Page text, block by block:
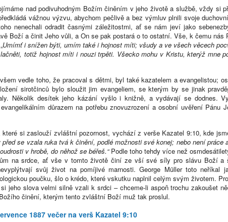
nad podivuhodným Božím činěním v jeho životě a službě, vždy si
vážnou výzvu, abychom pečlivě a bez výmluv plnili svoje
nenechali odradit časnými záležitostmi, ať se nám jeví jako
Boží a činit Jeho vůli, a On se pak postará o to ostatní. Vše, k čemu nás
Umímť i snížen býti, umím také i hojnost míti; všudy a ve všech věcech
totiž hojnost míti i nouzi trpěti. Všecko mohu v Kristu, kterýž mne
vedle toho, že pracoval s dětmi, byl také kazatelem a evangelistou;
sirotčinců bylo sloužit jim evangeliem, se kterým by se jinak
Několik desítek jeho kázání vyšlo i knižně, a vydávají se dodnes.
důrazem na potřebu znovuzrození a osobní uvěření Pánu
si zaslouží zvláštní pozornost, vychází z verše Kazatel 9:10, kde
před se vzala ruka tvá k činění, podlé možnosti své konej; nebo není práce
v hrobě, do něhož se béřeš.“ Podle toho tehdy více než
na srdce, ať vše v tomto životě činí ze vší své síly pro slávu Boží a
svůj život na pomíjivé marnosti. George Müller toto neříkal
poučku, šlo o krédo, které vskutku naplnil celým svým životem.
jeho slova velmi silně vzali k srdci – chceme-li aspoň trochu zakoušet
činění, kterým tento zvláštní Boží muž tak proslul.
1887 večer na verš Kazatel 9:10